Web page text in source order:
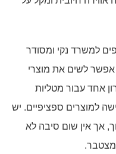
למשרד נקי ומסודר
אפשר לשים את מוצרי
אחד עבור מטליות
למוצרים ספציפיים. יש
אך אין שום סיבה לא